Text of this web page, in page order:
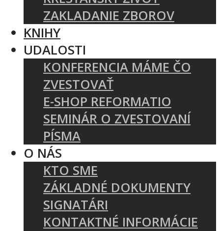
ZAKLADANIE ZBOROV
KNIHY
UDALOSTI
KONFERENCIA MÁME ČO
ZVESTOVAŤ
E-SHOP REFORMATIO
SEMINÁR O ZVESTOVANÍ
PÍSMA
O NÁS
KTO SME
ZÁKLADNÉ DOKUMENTY
SIGNATÁRI
KONTAKTNÉ INFORMÁCIE